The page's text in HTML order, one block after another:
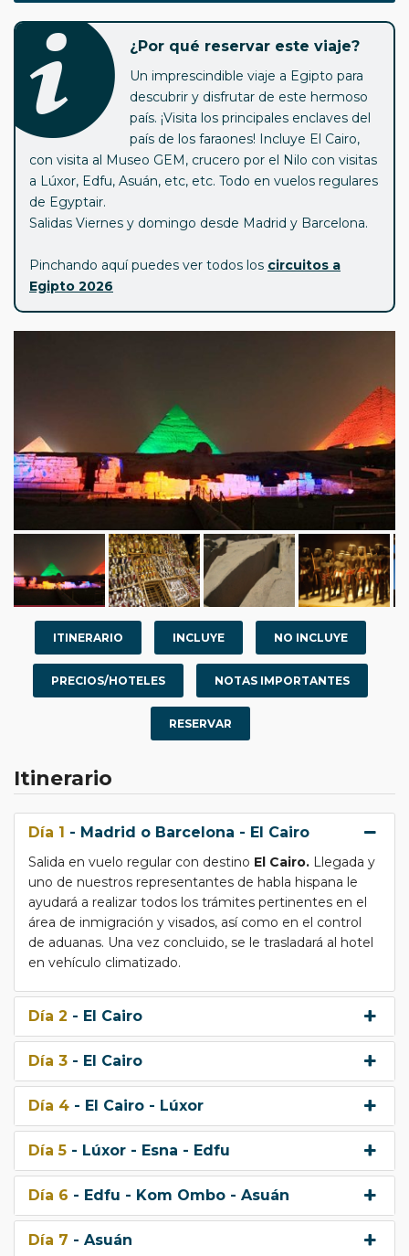
¿Por qué reservar este viaje?
Un imprescindible viaje a Egipto para
descubrir y disfrutar de este hermoso
país. ¡Visita los principales enclaves del
país de los faraones! Incluye El Cairo,
con visita al Museo GEM, crucero por el Nilo con visitas
a Lúxor, Edfu, Asuán, etc, etc. Todo en vuelos regulares
de Egyptair.
Salidas Viernes y domingo desde Madrid y Barcelona.
Pinchando aquí puedes ver todos los circuitos a
Egipto 2026
ITINERARIO INCLUYE NO INCLUYE
PRECIOS/HOTELES NOTAS IMPORTANTES
RESERVAR
Itinerario
Día 1 - Madrid o Barcelona - El Cairo
Salida en vuelo regular con destino El Cairo. Llegada y
uno de nuestros representantes de habla hispana le
ayudará a realizar todos los trámites pertinentes en el
área de inmigración y visados, así como en el control
de aduanas. Una vez concluido, se le trasladará al hotel
en vehículo climatizado.
Día 2 - El Cairo
Día 3 - El Cairo
Día 4 - El Cairo - Lúxor
Día 5 - Lúxor - Esna - Edfu
Día 6 - Edfu - Kom Ombo - Asuán
Día 7 - Asuán